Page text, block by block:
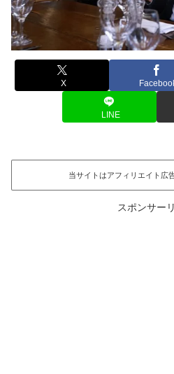
X
LINE
当サイトはアフィリエイト広
スポンサー